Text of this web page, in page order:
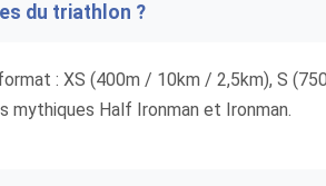
du triathlon ?
: XS (400m / 10km / 2,5km), S
Half Ironman et Ironman.